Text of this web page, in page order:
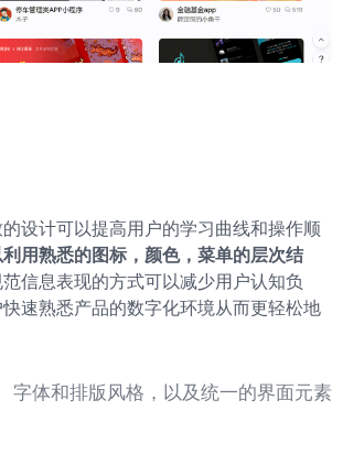
设计可以提高用户的学习曲线和操作顺
用熟悉的图标，颜色，菜单的层次结
信息表现的方式可以减少用户认知负
速熟悉产品的数字化环境从而更轻松地
字体和排版风格，以及统一的界面元素